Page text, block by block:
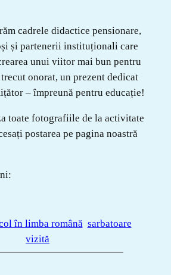
cadrele didactice pensionare,
și partenerii instituționali care
unui viitor mai bun pentru
onorat, un prezent dedicat
– împreună pentru educație!
toate fotografiile de la activitate
postarea pe pagina noastră
în limba română sarbatoare
vizită